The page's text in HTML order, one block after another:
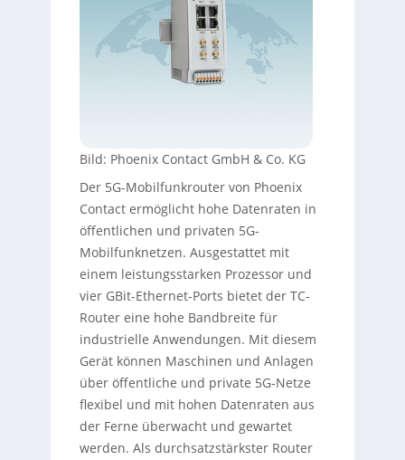
Bild: Phoenix Contact GmbH & Co. KG
Der 5G-Mobilfunkrouter von Phoenix
Contact ermöglicht hohe Datenraten in
öffentlichen und privaten 5G-
Mobilfunknetzen. Ausgestattet mit
einem leistungsstarken Prozessor und
vier GBit-Ethernet-Ports bietet der TC-
Router eine hohe Bandbreite für
industrielle Anwendungen. Mit diesem
Gerät können Maschinen und Anlagen
über öffentliche und private 5G-Netze
flexibel und mit hohen Datenraten aus
der Ferne überwacht und gewartet
werden. Als durchsatzstärkster Router